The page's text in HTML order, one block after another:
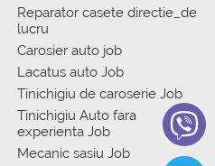
Reparator casete directie_de
lucru
Carosier auto job
Lacatus auto Job
Tinichigiu de caroserie Job
Tinichigiu Auto fara
experienta Job
Mecanic sasiu Job